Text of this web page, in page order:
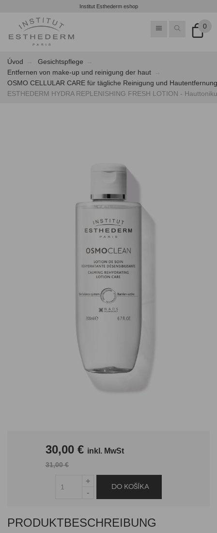
Institut Esthederm eshop
0
Úvod
Gesichtspflege
Entfernen von make-up und reinigung der haut
OSMO CELLULAR CARE für tägliche Reinigung und Hautentfernung
ESTHEDERM HYDRA REPLENISHING FRESH LOTION -
30,00 € inkl. MwSt
31,00 €
PRODUKTBESCHREIBUNG